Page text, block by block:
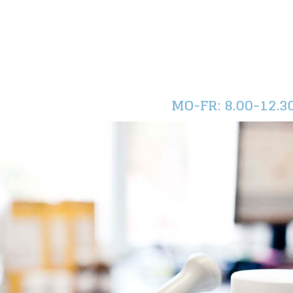
MO-FR: 8.00-